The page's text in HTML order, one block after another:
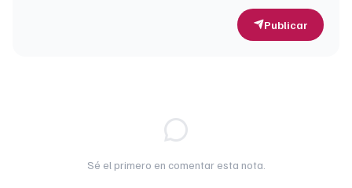
Publicar
Sé el primero en comentar esta nota.